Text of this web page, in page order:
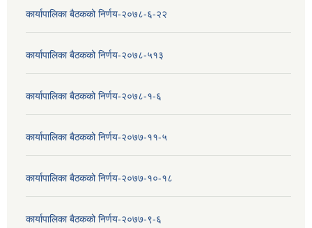
कार्यापालिका बैठकको निर्णय-२०७८-६-२२
कार्यापालिका बैठकको निर्णय-२०७८-५१३
कार्यापालिका बैठकको निर्णय-२०७८-१-६
कार्यापालिका बैठकको निर्णय-२०७७-११-५
कार्यापालिका बैठकको निर्णय-२०७७-१०-१८
कार्यापालिका बैठकको निर्णय-२०७७-९-६